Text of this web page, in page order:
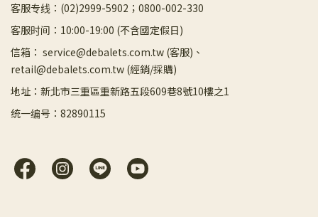
客服专线：(02)2999-5902；0800-002-330
客服时间：10:00-19:00 (不含國定假日)
信箱： service@debalets.com.tw (客服)、
retail@debalets.com.tw (經銷/採購)
地址：新北市三重區重新路五段609巷8號10樓之1
统一编号：82890115